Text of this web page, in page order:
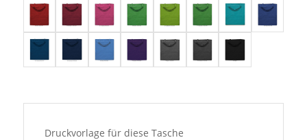
Druckvorlage für diese Tasche